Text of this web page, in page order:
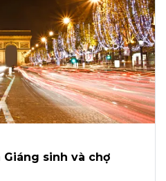
sinh và chợ